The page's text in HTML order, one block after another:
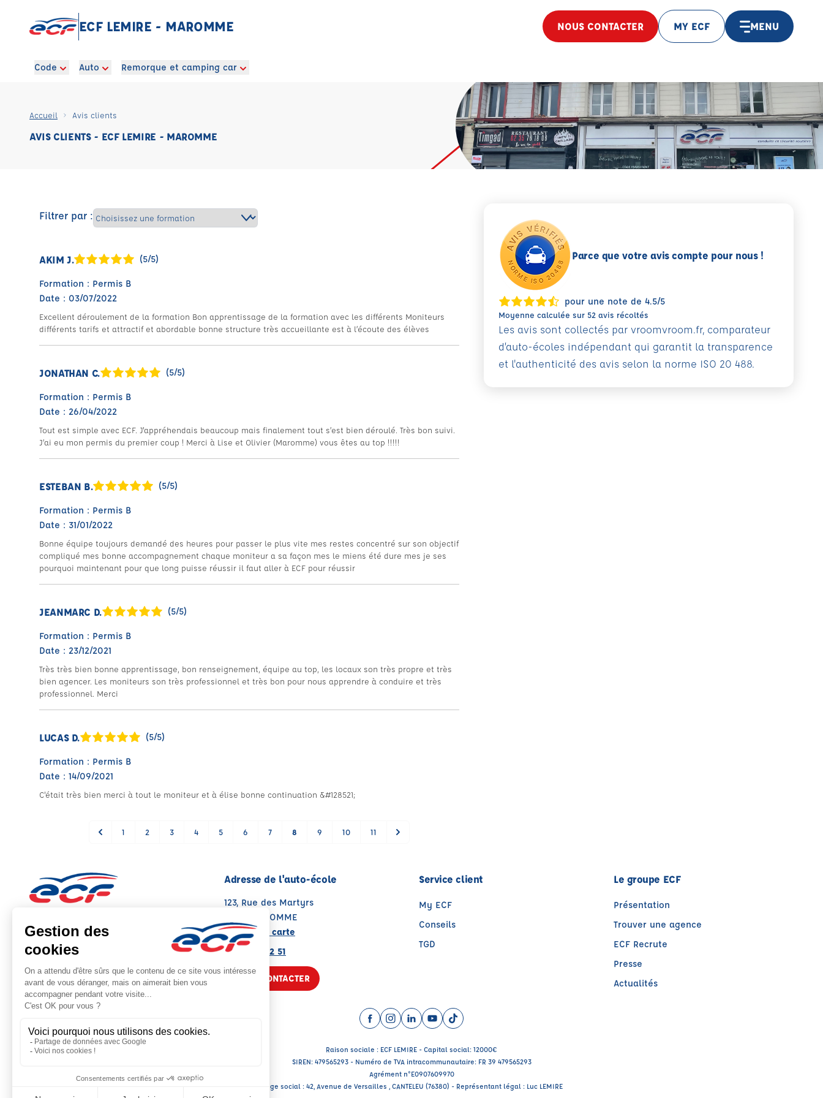
ECF LEMIRE - MAROMME NOUS CONTACTER MY ECF MENU
Code Auto Remorque et camping car
Accueil Avis clients
AVIS CLIENTS - ECF LEMIRE - MAROMME
Filtrer par :
AKIM J. (5/5)
Formation : Permis B
Date : 03/07/2022
Excellent déroulement de la formation Bon apprentissage de la formation avec les différents Moniteurs
différents tarifs et attractif et abordable bonne structure très accueillante est à l’écoute des élèves
JONATHAN C. (5/5)
Formation : Permis B
Date : 26/04/2022
Tout est simple avec ECF. J'appréhendais beaucoup mais finalement tout s’est bien déroulé. Très bon suivi.
J’ai eu mon permis du premier coup ! Merci à Lise et Olivier (Maromme) vous êtes au top !!!!!
ESTEBAN B. (5/5)
Formation : Permis B
Date : 31/01/2022
Bonne équipe toujours demandé des heures pour passer le plus vite mes restes concentré sur son objectif
compliqué mes bonne accompagnement chaque moniteur a sa façon mes le miens été dure mes je ses
pourquoi maintenant pour que long puisse réussir il faut aller à ECF pour réussir
JEANMARC D. (5/5)
Formation : Permis B
Date : 23/12/2021
Très très bien bonne apprentissage, bon renseignement, équipe au top, les locaux son très propre et très
bien agencer. Les moniteurs son très professionnel et très bon pour nous apprendre à conduire et très
professionnel. Merci
LUCAS D. (5/5)
Formation : Permis B
Date : 14/09/2021
C'était très bien merci à tout le moniteur et à élise bonne continuation &#128521;
1 2 3 4 5 6 7 8 9 10 11
Parce que votre avis compte pour nous !
pour une note de 4.5/5
Moyenne calculée sur 52 avis récoltés
Les avis sont collectés par vroomvroom.fr, comparateur
d’auto-écoles indépendant qui garantit la transparence
et l'authenticité des avis selon la norme ISO 20 488.
Note : 4.5/5
Moyenne calculée sur 52 avis
Adresse de l'auto-école
123, Rue des Martyrs
76150 MAROMME
Voir sur la carte
02 35 75 02 51
NOUS CONTACTER
Service client
My ECF
Conseils
TGD
Le groupe ECF
Présentation
Trouver une agence
ECF Recrute
Presse
Actualités
Facebook (nouvelle fenêtre)
Instagram (nouvelle fenêtre)
LinkedIn (nouvelle fenêtre)
YouTube (nouvelle fenêtre)
TikTok (nouvelle fenêtre)
Raison sociale : ECF LEMIRE - Capital social: 12000€
SIREN: 479565293 - Numéro de TVA intracommunautaire: FR 39 479565293
Agrément n°E0907609970
Siège social : 42, Avenue de Versailles , CANTELEU (76380) - Représentant légal : Luc LEMIRE